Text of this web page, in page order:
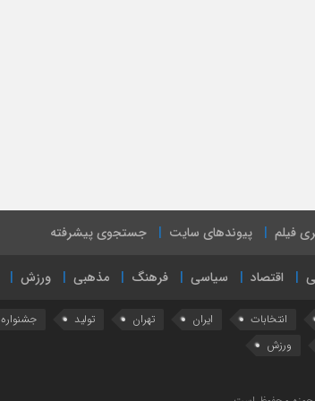
فیلم پیوندهای سایت جستجوی پیشرفته
اقتصاد سیاسی فرهنگ مذهبی ورزش
انتخابات ایران تهران تولید جشنواره
ورزش